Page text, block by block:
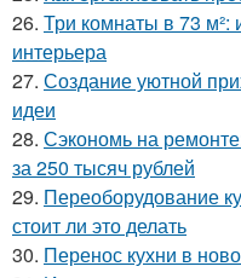
26. Три комнаты в 73 м²:
интерьера
27. Создание уютной
идеи
28. Сэкономь на
за 250 тысяч рублей
29. Переоборудование
стоит ли это делать
30. Перенос кухни в